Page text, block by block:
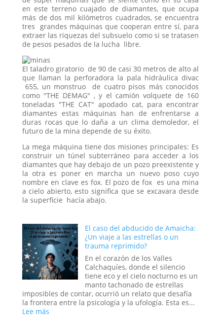
en este terreno cuajado de diamantes, que ocupa
más de dos mil kilómetros cuadrados, se encuentra
tres grandes máquinas que cooperan entre sí, para
extraer las riquezas del subsuelo como si se tratasen
de pesos pesados de la lucha libre.
El taladro giratorio de 90 de casi 30 metros de alto al
que llaman la perforadora la pala hidráulica divac
655, un monstruo de cuatro pisos más conocidos
como "THE DEMAG" , y el camión volquete de 160
toneladas "THE CAT" apodado cat, para encontrar
diamantes estas máquinas han de enfrentarse a
duras rocas que lo daña a un clima demoledor, el
futuro de la mina depende de su éxito.
La mega máquina tiene dos misiones principales: Es
construir un túnel subterráneo para acceder a los
diamantes que hay debajo de un pozo preexistente y
la otra es poner en marcha un nuevo poso cuyo
nombre en clave es fox. El pozo de fox es una mina
a cielo abierto, esto significa que se excavara desde
la superficie hacía abajo.
El caso del abducido de Amaicha:
¿Un viaje a las estrellas o un
trauma reprimido?
En el corazón de los Valles
Calchaquíes, donde el silencio
tiene eco y el cielo nocturno es un
manto tachonado de estrellas
imposibles de contar, ocurrió un relato que desafía
la frontera entre la psicología y la ufología. Esta es...
Lee más: